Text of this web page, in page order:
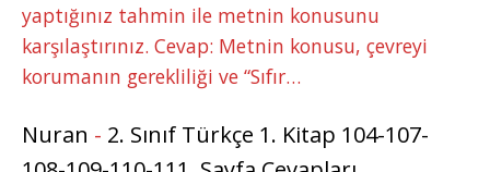
yaptığınız tahmin ile metnin konusunu
karşılaştırınız. Cevap: Metnin konusu, çevreyi
korumanın gerekliliği ve “Sıfır…
Nuran - 2. Sınıf Türkçe 1. Kitap 104-107-